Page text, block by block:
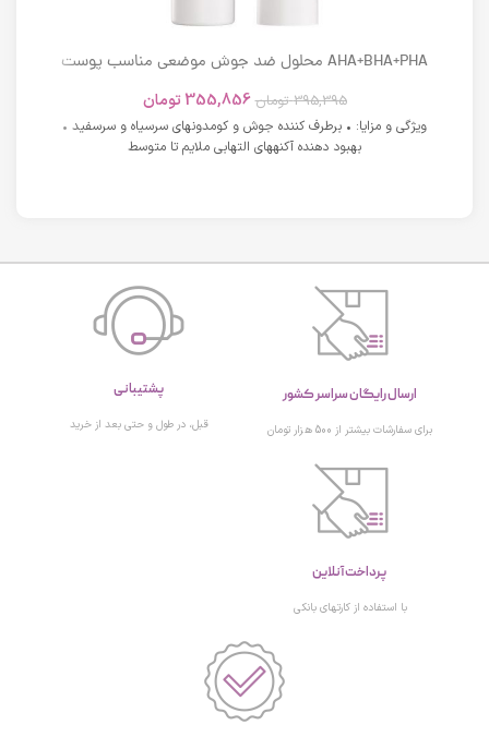
AHA+BHA+PHA محلول ضد جوش موضعی مناسب پوست
395,395 تومان 355,856 تومان
ویژگی و مزایا: • برطرف کننده جوش و کومدونهای سرسیاه و سرسفید •
بهبود دهنده آکنههای التهابی ملایم تا متوسط
ارسال رایگان سراسر کشور
برای سفارشات بیشتر از 500 هزار تومان
پشتیبانی
قبل، در طول و حتی بعد از خرید
پرداخت آنلاین
با استفاده از کارتهای بانکی